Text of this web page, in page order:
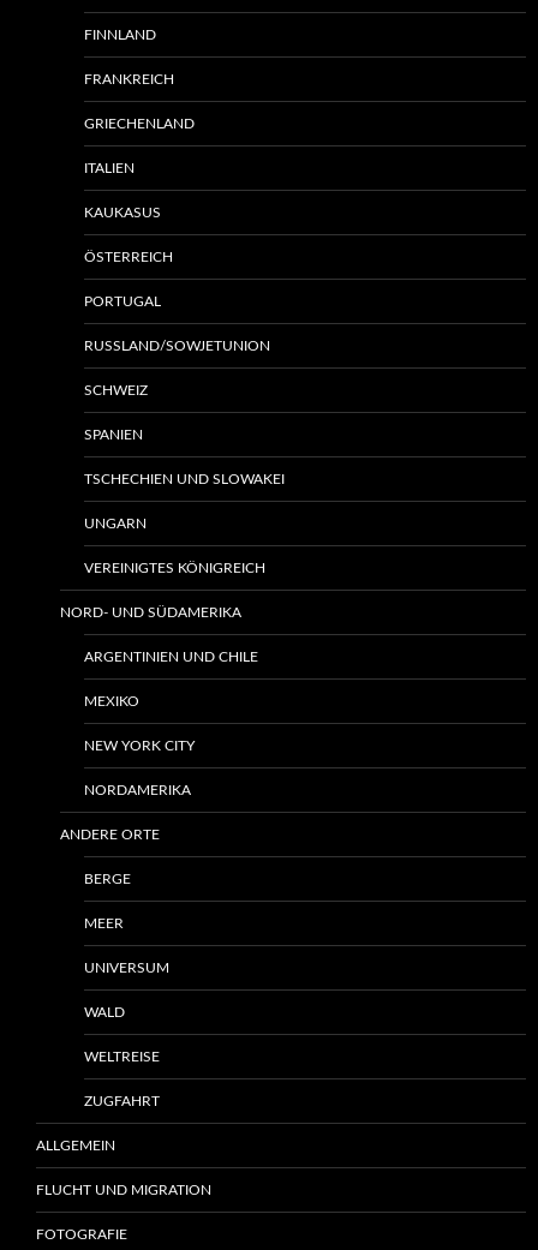
FINNLAND
FRANKREICH
GRIECHENLAND
ITALIEN
KAUKASUS
ÖSTERREICH
PORTUGAL
RUSSLAND/SOWJETUNION
SCHWEIZ
SPANIEN
TSCHECHIEN UND SLOWAKEI
UNGARN
VEREINIGTES KÖNIGREICH
NORD- UND SÜDAMERIKA
ARGENTINIEN UND CHILE
MEXIKO
NEW YORK CITY
NORDAMERIKA
ANDERE ORTE
BERGE
MEER
UNIVERSUM
WALD
WELTREISE
ZUGFAHRT
ALLGEMEIN
FLUCHT UND MIGRATION
FOTOGRAFIE